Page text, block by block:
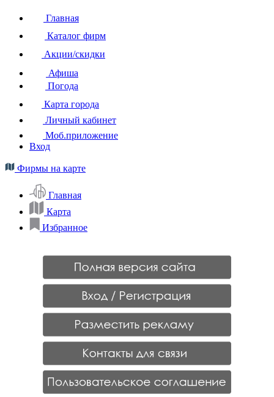
Главная
Каталог фирм
Акции/скидки
Афиша
Погода
Карта города
Личный кабинет
Моб.приложение
Вход
Фирмы на карте
Главная
Карта
Избранное